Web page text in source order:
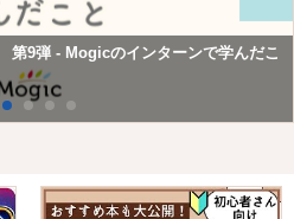
ムインターン
（コンサルティング&ソリューショ
9弾 - Mogicのインターンで学んだこ